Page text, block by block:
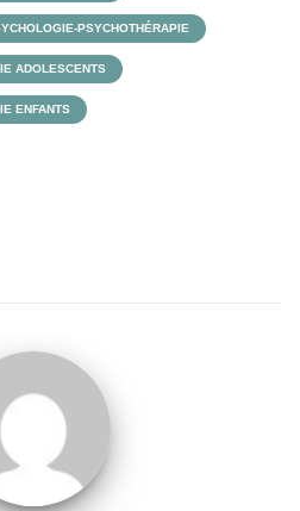
PSYCHOTHÉRAPIE
ADOLESCENTS
ENFANTS